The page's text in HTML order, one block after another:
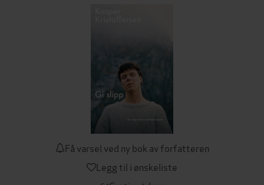
Få varsel ved ny bok av forfatteren
Legg til i ønskeliste